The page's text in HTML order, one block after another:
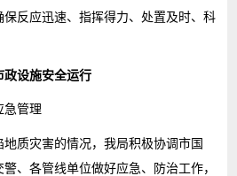
反应迅速、指挥得力、处置及时、科
政设施安全运行
急管理
质灾害的情况，我局积极协调市国
、各管线单位做好应急、防治工作，